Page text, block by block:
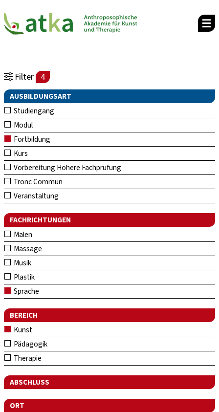
Filter 4
AUSBILDUNGSART
Studiengang
Modul
Fortbildung
Kurs
Vorbereitung Höhere Fachprüfung
Tronc Commun
Veranstaltung
FACHRICHTUNGEN
Malen
Massage
Musik
Plastik
Sprache
BEREICH
Kunst
Pädagogik
Therapie
ABSCHLUSS
ORT